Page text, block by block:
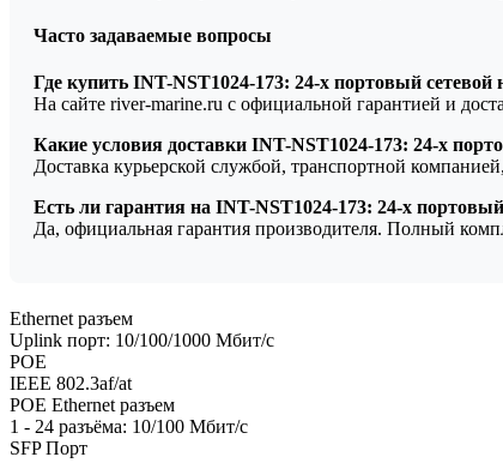
Часто задаваемые вопросы
Где купить INT-NST1024-173: 24-х портовый
На сайте river-marine.ru с официальной гарантией и
Какие условия доставки INT-NST1024-173: 24-х
Доставка курьерской службой, транспортной
Есть ли гарантия на INT-NST1024-173: 24-х
Да, официальная гарантия производителя. Полный
Ethernet разъем
Uplink порт: 10/100/1000 Мбит/с
POE
IEEE 802.3af/at
POE Ethernet разъем
1 - 24 разъёма: 10/100 Мбит/с
SFP Порт